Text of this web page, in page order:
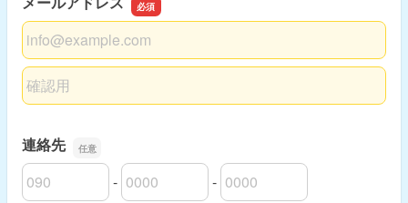
メールアドレス
メールアドレスの確認用
連絡先
連絡先の市外局番
-
連絡先の市内局番 -
連絡先の加入者番号